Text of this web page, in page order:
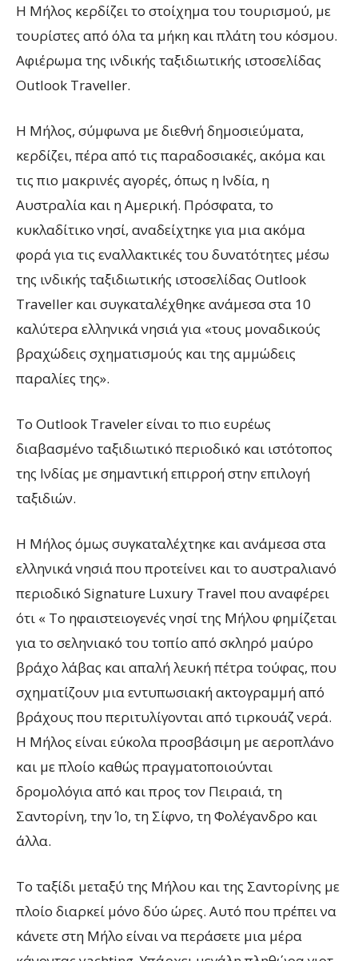
Η Μήλος κερδίζει το στοίχημα του τουρισμού, με
τουρίστες από όλα τα μήκη και πλάτη του κόσμου.
Αφιέρωμα της ινδικής ταξιδιωτικής ιστοσελίδας
Outlook Traveller.
Η Μήλος, σύμφωνα με διεθνή δημοσιεύματα,
κερδίζει, πέρα από τις παραδοσιακές, ακόμα και
τις πιο μακρινές αγορές, όπως η Ινδία, η
Αυστραλία και η Αμερική. Πρόσφατα, το
κυκλαδίτικο νησί, αναδείχτηκε για μια ακόμα
φορά για τις εναλλακτικές του δυνατότητες μέσω
της ινδικής ταξιδιωτικής ιστοσελίδας Outlook
Traveller και συγκαταλέχθηκε ανάμεσα στα 10
καλύτερα ελληνικά νησιά για «τους μοναδικούς
βραχώδεις σχηματισμούς και της αμμώδεις
παραλίες της».
Το Outlook Traveler είναι το πιο ευρέως
διαβασμένο ταξιδιωτικό περιοδικό και ιστότοπος
της Ινδίας με σημαντική επιρροή στην επιλογή
ταξιδιών.
Η Μήλος όμως συγκαταλέχτηκε και ανάμεσα στα
ελληνικά νησιά που προτείνει και το αυστραλιανό
περιοδικό Signature Luxury Travel που αναφέρει
ότι « Το ηφαιστειογενές νησί της Μήλου φημίζεται
για το σεληνιακό του τοπίο από σκληρό μαύρο
βράχο λάβας και απαλή λευκή πέτρα τούφας, που
σχηματίζουν μια εντυπωσιακή ακτογραμμή από
βράχους που περιτυλίγονται από τιρκουάζ νερά.
Η Μήλος είναι εύκολα προσβάσιμη με αεροπλάνο
και με πλοίο καθώς πραγματοποιούνται
δρομολόγια από και προς τον Πειραιά, τη
Σαντορίνη, την Ίο, τη Σίφνο, τη Φολέγανδρο και
άλλα.
Το ταξίδι μεταξύ της Μήλου και της Σαντορίνης με
πλοίο διαρκεί μόνο δύο ώρες. Αυτό που πρέπει να
κάνετε στη Μήλο είναι να περάσετε μια μέρα